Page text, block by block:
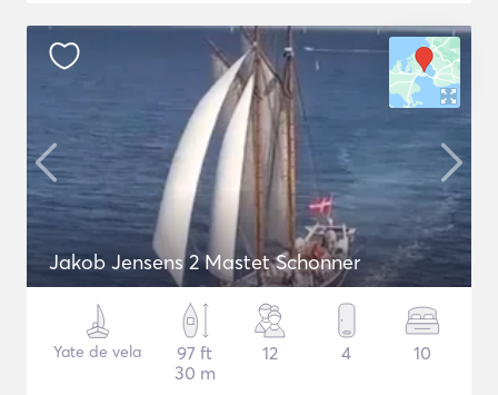
Jakob Jensens 2 Mastet Schonner
Yate de vela
97 ft
30 m
12 4 10